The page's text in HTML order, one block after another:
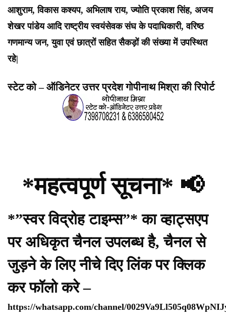
आशुराम, विकास कश्यप, अभिलाष राय, ज्योति प्रकाश सिंह, अजय
शेखर पांडेय आदि राष्ट्रीय स्वयंसेवक संघ के पदाधिकारी, वरिष्ठ
गणमान्य जन, युवा एवं छात्रों सहित सैकड़ों की संख्या में उपस्थित
रहे|
स्टेट को – ऑडिनेटर उत्तर प्रदेश गोपीनाथ मिश्रा की रिपोर्ट
*महत्वपूर्ण सूचना* 📢
*”स्वर विद्रोह टाइम्स”* का व्हाट्सएप
पर अधिकृत चैनल उपलब्ध है, चैनल से
जुड़ने के लिए नीचे दिए लिंक पर क्लिक
कर फॉलो करे –
https://whatsapp.com/channel/